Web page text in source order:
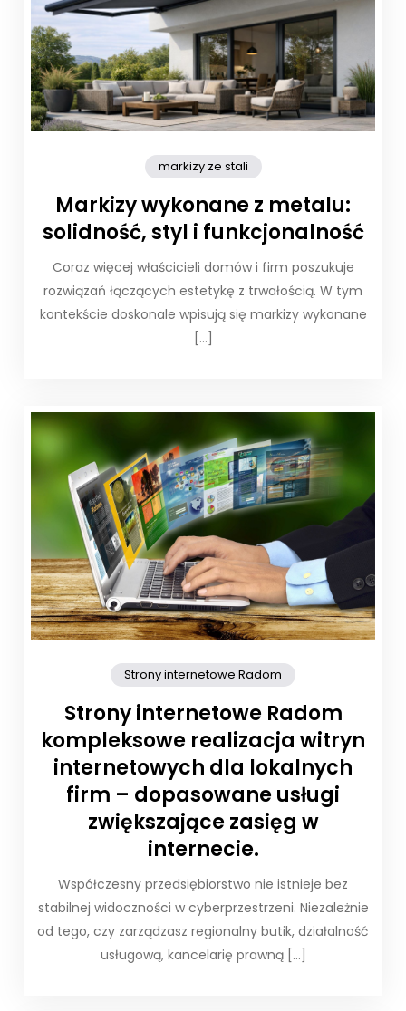
markizy ze stali
Markizy wykonane z metalu:
solidność, styl i funkcjonalność
Coraz więcej właścicieli domów i firm poszukuje
rozwiązań łączących estetykę z trwałością. W tym
kontekście doskonale wpisują się markizy wykonane
[…]
Strony internetowe Radom
Strony internetowe Radom
kompleksowe realizacja witryn
internetowych dla lokalnych
firm – dopasowane usługi
zwiększające zasięg w
internecie.
Współczesny przedsiębiorstwo nie istnieje bez
stabilnej widoczności w cyberprzestrzeni. Niezależnie
od tego, czy zarządzasz regionalny butik, działalność
usługową, kancelarię prawną […]